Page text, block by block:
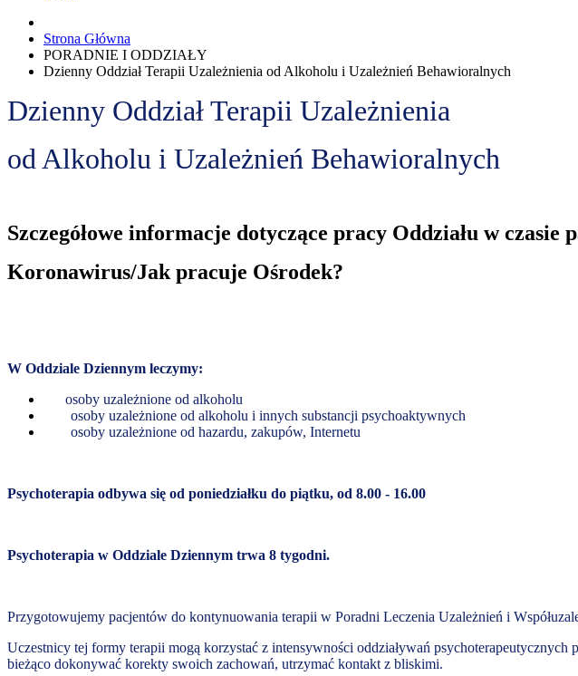
Strona Główna
PORADNIE I ODDZIAŁY
Dzienny Oddział Terapii Uzależnienia od Alkoholu i Uzależnień Behawioralnych
Dzienny Oddział Terapii Uzależnienia
od Alkoholu i Uzależnień Behawioralnych
Szczegółowe informacje dotyczące pracy Oddziału w
Koronawirus/Jak pracuje Ośrodek?
W Oddziale Dziennym leczymy:
osoby uzależnione od alkoholu
osoby uzależnione od alkoholu i innych substancji psychoaktywnych
osoby uzależnione od hazardu, zakupów, Internetu
Psychoterapia odbywa się od poniedziałku do piątku, od 8.00 - 16.00
Psychoterapia w Oddziale Dziennym trwa 8 tygodni.
Przygotowujemy pacjentów do kontynuowania terapii w Poradni Leczenia Uzależnień i
Uczestnicy tej formy terapii mogą korzystać z intensywności oddziaływań
bieżąco dokonywać korekty swoich zachowań, utrzymać kontakt z bliskimi.